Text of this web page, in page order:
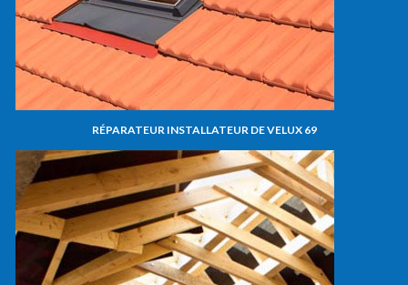
RÉPARATEUR INSTALLATEUR DE VELUX 69